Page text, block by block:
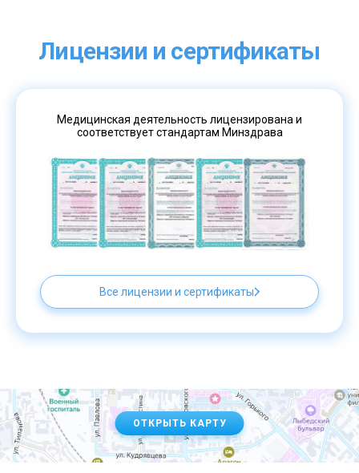
Лицензии и сертификаты
Медицинская деятельность лицензирована и
соответствует стандартам Минздрава
Все лицензии и сертификаты
ОТКРЫТЬ КАРТУ